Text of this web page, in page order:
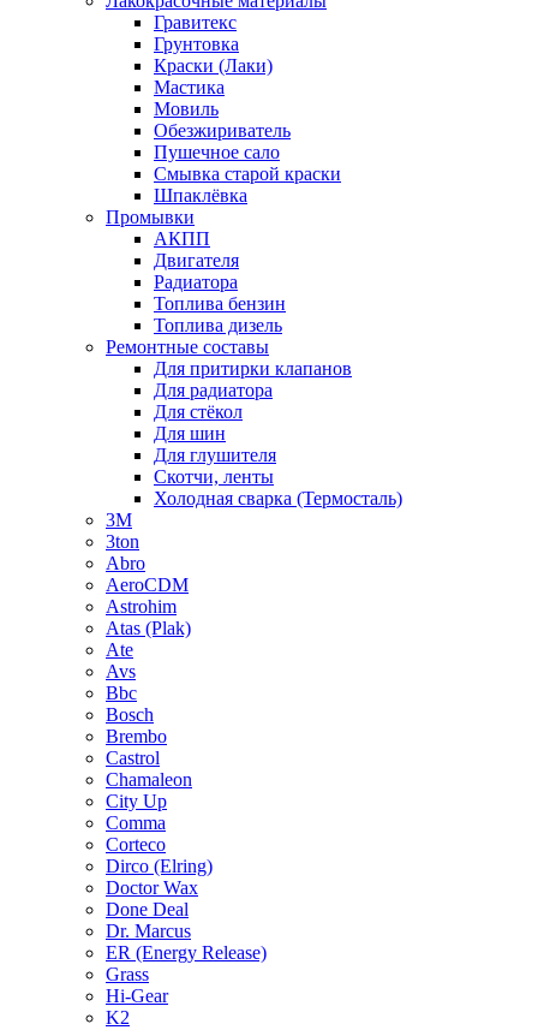
Гравитекс
Грунтовка
Краски (Лаки)
Мастика
Мовиль
Обезжириватель
Пушечное сало
Смывка старой краски
Шпаклёвка
Промывки
АКПП
Двигателя
Радиатора
Топлива бензин
Топлива дизель
Ремонтные составы
Для притирки клапанов
Для радиатора
Для стёкол
Для шин
Для глушителя
Скотчи, ленты
Холодная сварка (Термосталь)
3M
3ton
Abro
AeroCDM
Astrohim
Atas (Plak)
Ate
Avs
Bbc
Bosch
Brembo
Castrol
Chamaleon
City Up
Comma
Corteco
Dirco (Elring)
Doctor Wax
Done Deal
Dr. Marcus
ER (Energy Release)
Grass
Hi-Gear
K2